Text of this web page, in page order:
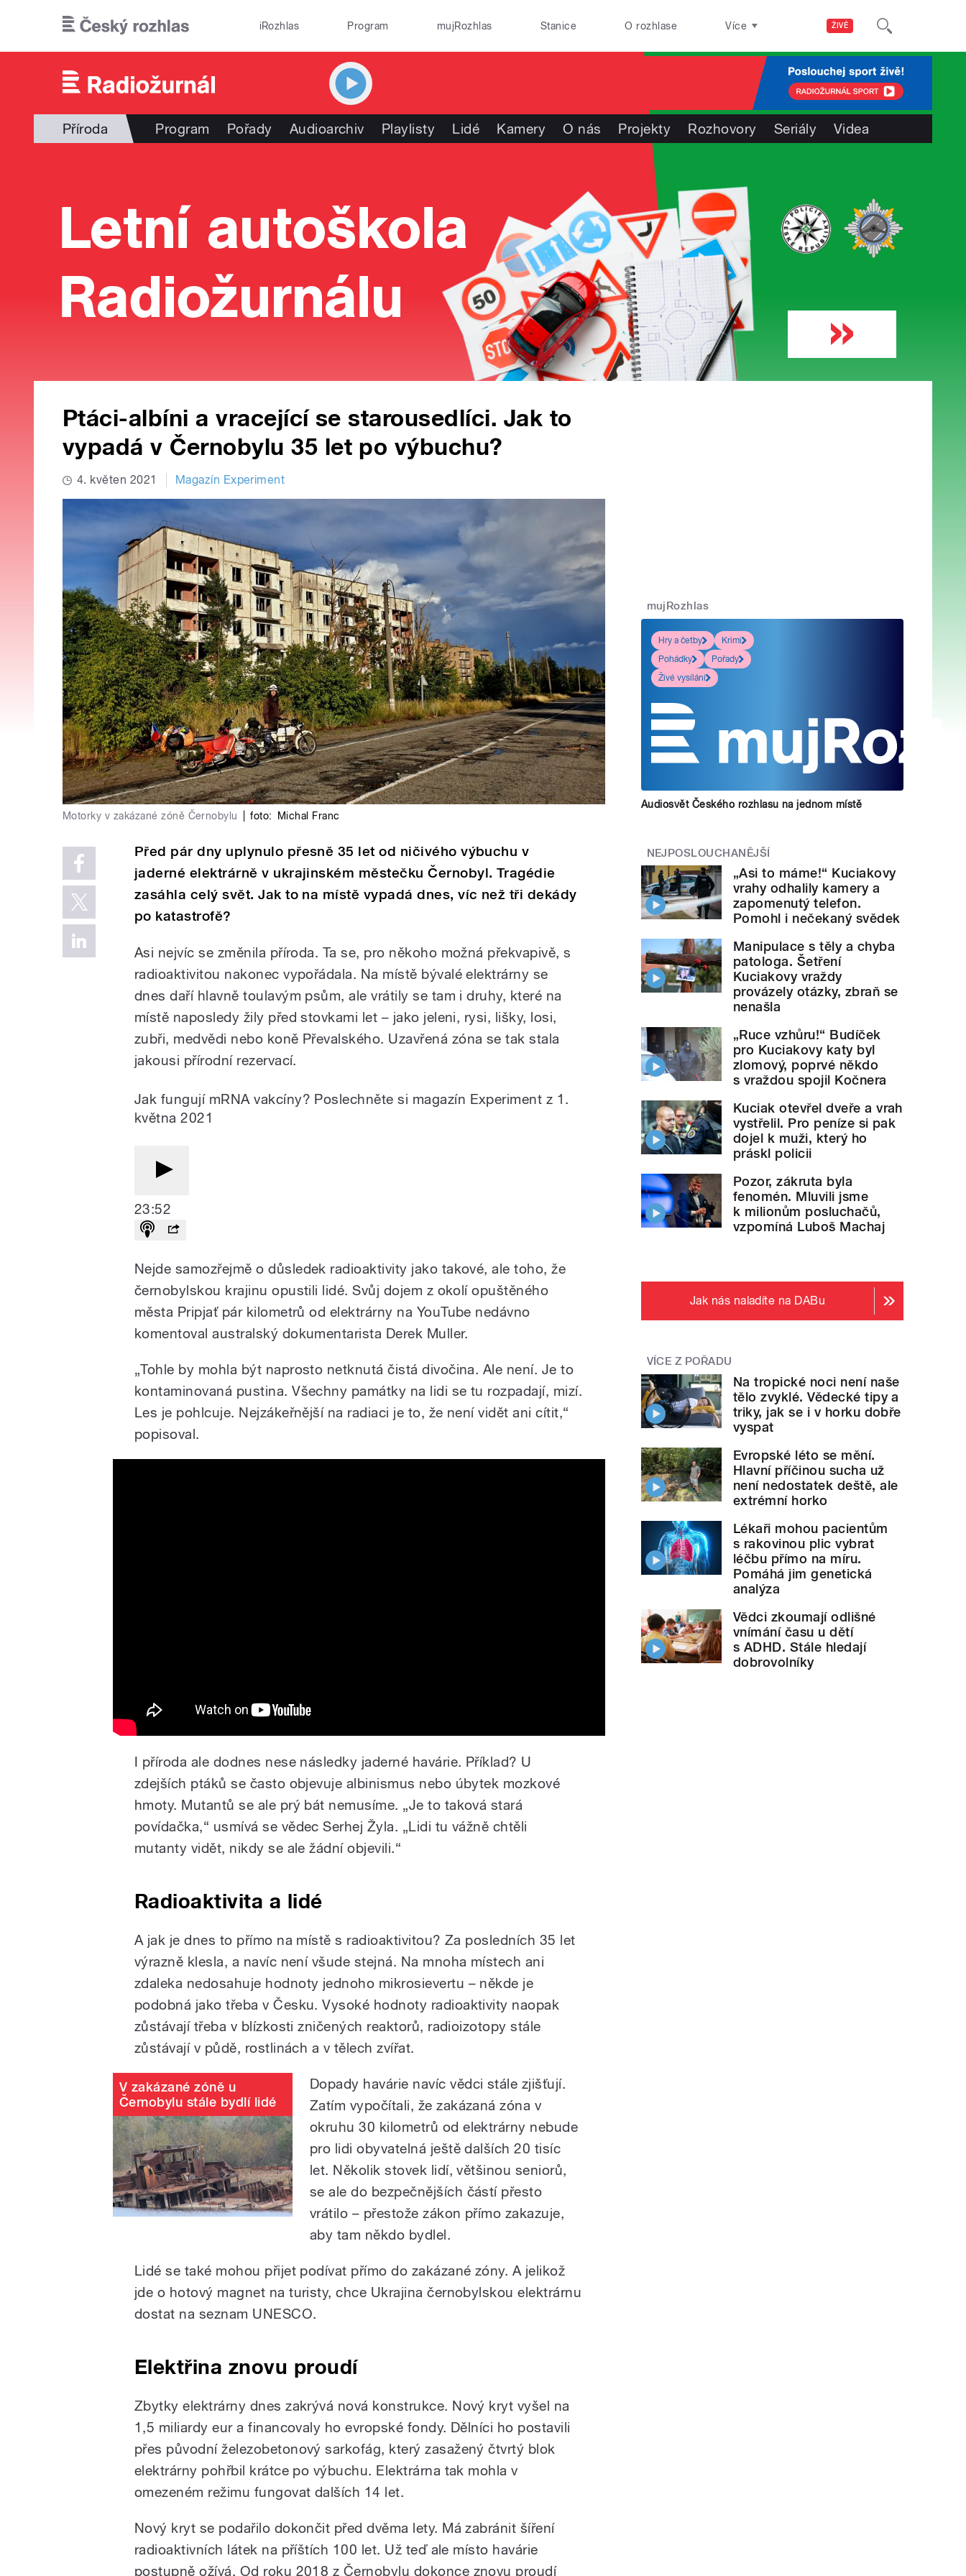
ŽIVĚ
iRozhlas Program mujRozhlas Stanice O rozhlase Více
Příroda Program Pořady Audioarchiv Playlisty Lidé Kamery O nás Projekty Rozhovory Seriály Videa
Ptáci-albíni a vracející se starousedlíci. Jak to
vypadá v Černobylu 35 let po výbuchu?
4. květen 2021 Magazín Experiment
Motorky v zakázané zóně Černobylu foto: Michal Franc
Před pár dny uplynulo přesně 35 let od ničivého výbuchu v
jaderné elektrárně v ukrajinském městečku Černobyl. Tragédie
zasáhla celý svět. Jak to na místě vypadá dnes, víc než tři dekády
po katastrofě?
Asi nejvíc se změnila příroda. Ta se, pro někoho možná překvapivě, s
radioaktivitou nakonec vypořádala. Na místě bývalé elektrárny se
dnes daří hlavně toulavým psům, ale vrátily se tam i druhy, které na
místě naposledy žily před stovkami let – jako jeleni, rysi, lišky, losi,
zubři, medvědi nebo koně Převalského. Uzavřená zóna se tak stala
jakousi přírodní rezervací.
Jak fungují mRNA vakcíny? Poslechněte si magazín Experiment z 1.
května 2021
23:52
Nejde samozřejmě o důsledek radioaktivity jako takové, ale toho, že
černobylskou krajinu opustili lidé. Svůj dojem z okolí opuštěného
města Pripjať pár kilometrů od elektrárny na YouTube nedávno
komentoval australský dokumentarista Derek Muller.
„Tohle by mohla být naprosto netknutá čistá divočina. Ale není. Je to
kontaminovaná pustina. Všechny památky na lidi se tu rozpadají, mizí.
Les je pohlcuje. Nejzákeřnější na radiaci je to, že není vidět ani cítit,“
popisoval.
I příroda ale dodnes nese následky jaderné havárie. Příklad? U
zdejších ptáků se často objevuje albinismus nebo úbytek mozkové
hmoty. Mutantů se ale prý bát nemusíme. „Je to taková stará
povídačka,“ usmívá se vědec Serhej Žyla. „Lidi tu vážně chtěli
mutanty vidět, nikdy se ale žádní objevili.“
Radioaktivita a lidé
A jak je dnes to přímo na místě s radioaktivitou? Za posledních 35 let
výrazně klesla, a navíc není všude stejná. Na mnoha místech ani
zdaleka nedosahuje hodnoty jednoho mikrosievertu – někde je
podobná jako třeba v Česku. Vysoké hodnoty radioaktivity naopak
zůstávají třeba v blízkosti zničených reaktorů, radioizotopy stále
zůstávají v půdě, rostlinách a v tělech zvířat.
V zakázané zóně u
Černobylu stále bydlí lidé
Dopady havárie navíc vědci stále zjišťují.
Zatím vypočítali, že zakázaná zóna v
okruhu 30 kilometrů od elektrárny nebude
pro lidi obyvatelná ještě dalších 20 tisíc
let. Několik stovek lidí, většinou seniorů,
se ale do bezpečnějších částí přesto
vrátilo – přestože zákon přímo zakazuje,
aby tam někdo bydlel.
Lidé se také mohou přijet podívat přímo do zakázané zóny. A jelikož
jde o hotový magnet na turisty, chce Ukrajina černobylskou elektrárnu
dostat na seznam UNESCO.
Elektřina znovu proudí
Zbytky elektrárny dnes zakrývá nová konstrukce. Nový kryt vyšel na
1,5 miliardy eur a financovaly ho evropské fondy. Dělníci ho postavili
přes původní železobetonový sarkofág, který zasažený čtvrtý blok
elektrárny pohřbil krátce po výbuchu. Elektrárna tak mohla v
omezeném režimu fungovat dalších 14 let.
Nový kryt se podařilo dokončit před dvěma lety. Má zabránit šíření
radioaktivních látek na příštích 100 let. Už teď ale místo havárie
postupně ožívá. Od roku 2018 z Černobylu dokonce znovu proudí
mujRozhlas
Hry a četby
Krimi
Pohádky
Pořady
Živé vysílání
Audiosvět Českého rozhlasu na jednom místě
NEJPOSLOUCHANĚJŠÍ
„Asi to máme!“ Kuciakovy
vrahy odhalily kamery a
zapomenutý telefon.
Pomohl i nečekaný svědek
Manipulace s těly a chyba
patologa. Šetření
Kuciakovy vraždy
provázely otázky, zbraň se
nenašla
„Ruce vzhůru!“ Budíček
pro Kuciakovy katy byl
zlomový, poprvé někdo
s vraždou spojil Kočnera
Kuciak otevřel dveře a vrah
vystřelil. Pro peníze si pak
dojel k muži, který ho
práskl policii
Pozor, zákruta byla
fenomén. Mluvili jsme
k milionům posluchačů,
vzpomíná Luboš Machaj
Jak nás naladíte na DABu
VÍCE Z POŘADU
Na tropické noci není naše
tělo zvyklé. Vědecké tipy a
triky, jak se i v horku dobře
vyspat
Evropské léto se mění.
Hlavní příčinou sucha už
není nedostatek deště, ale
extrémní horko
Lékaři mohou pacientům
s rakovinou plic vybrat
léčbu přímo na míru.
Pomáhá jim genetická
analýza
Vědci zkoumají odlišné
vnímání času u dětí
s ADHD. Stále hledají
dobrovolníky